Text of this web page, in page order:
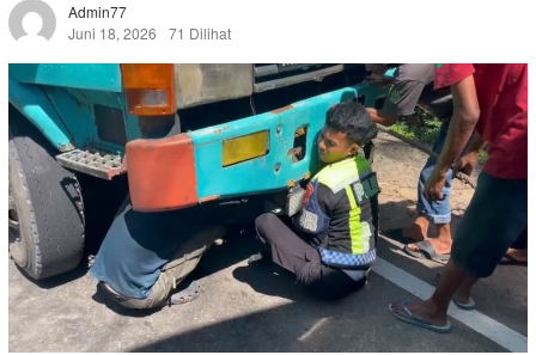
Admin77
Juni 18, 2026
71 Dilihat